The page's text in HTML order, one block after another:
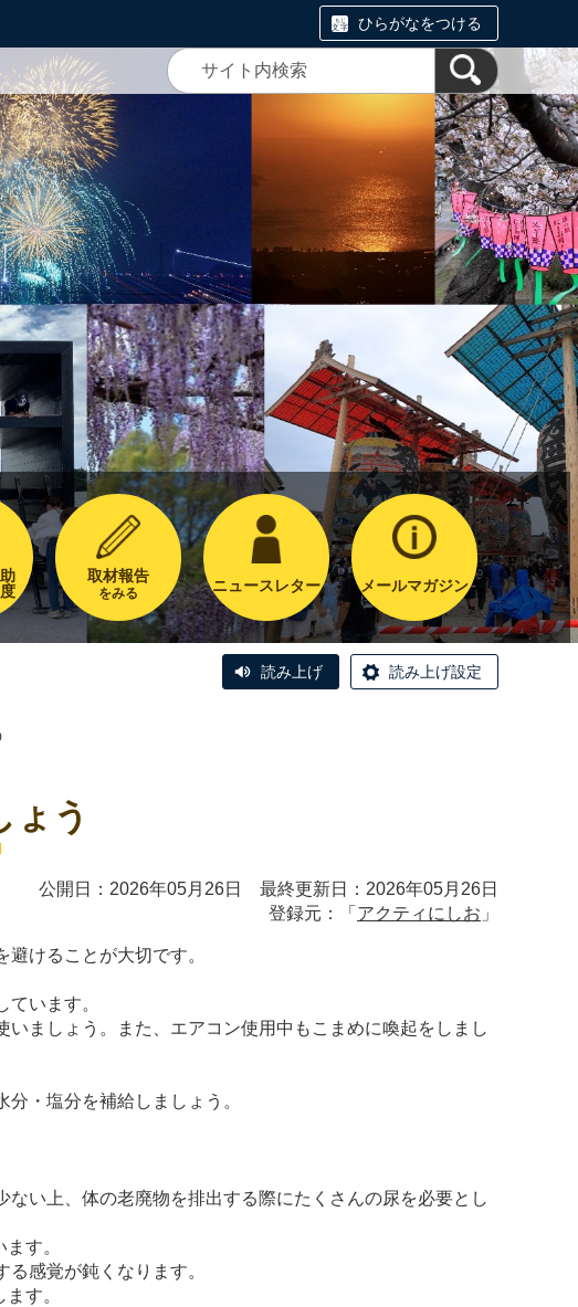
ひらがなをつける
取材報告
をみる ニュースレター メールマガジン
読み上げ 読み上げ設定
ょう
公開日：2026年05月26日 最終更新日：2026年05月26日
登録元：「 アクティにしお 」
けることが大切です。
ています。
いましょう。また、エアコン使用中もこまめに喚起をしまし
・塩分を補給しましょう。
ない上、体の老廃物を排出する際にたくさんの尿を必要とし
す。
感覚が鈍くなります。
す。